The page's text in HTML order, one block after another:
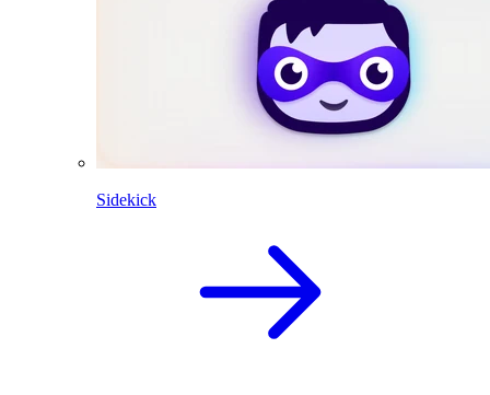
Sidekick